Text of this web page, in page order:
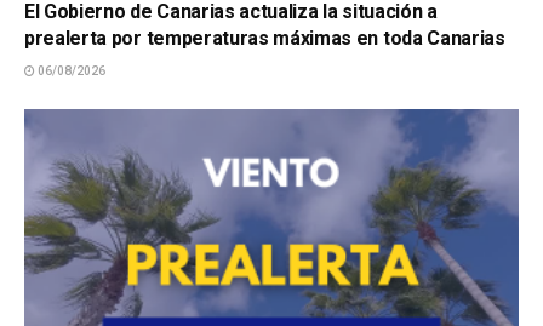
El Gobierno de Canarias actualiza la situación a
prealerta por temperaturas máximas en toda Canarias
06/08/2026